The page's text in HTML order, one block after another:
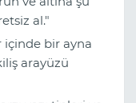
al."
içinde bir ayna
arayüzü